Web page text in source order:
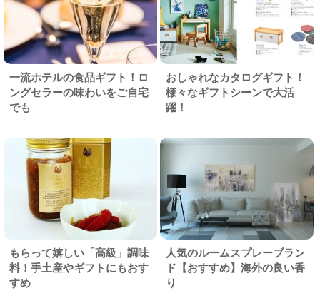
一流ホテルの食品ギフト！ロ
ングセラーの味わいをご自宅
でも
おしゃれなカタログギフト！
様々なギフトシーンで大活
躍！
もらって嬉しい「高級」調味
料！手土産やギフトにもおす
すめ
人気のルームスプレーブラン
ド【おすすめ】海外の良い香
り